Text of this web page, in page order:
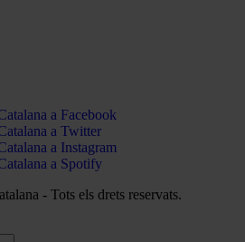
a Facebook
a Twitter
a Instagram
a Spotify
- Tots els drets reservats.